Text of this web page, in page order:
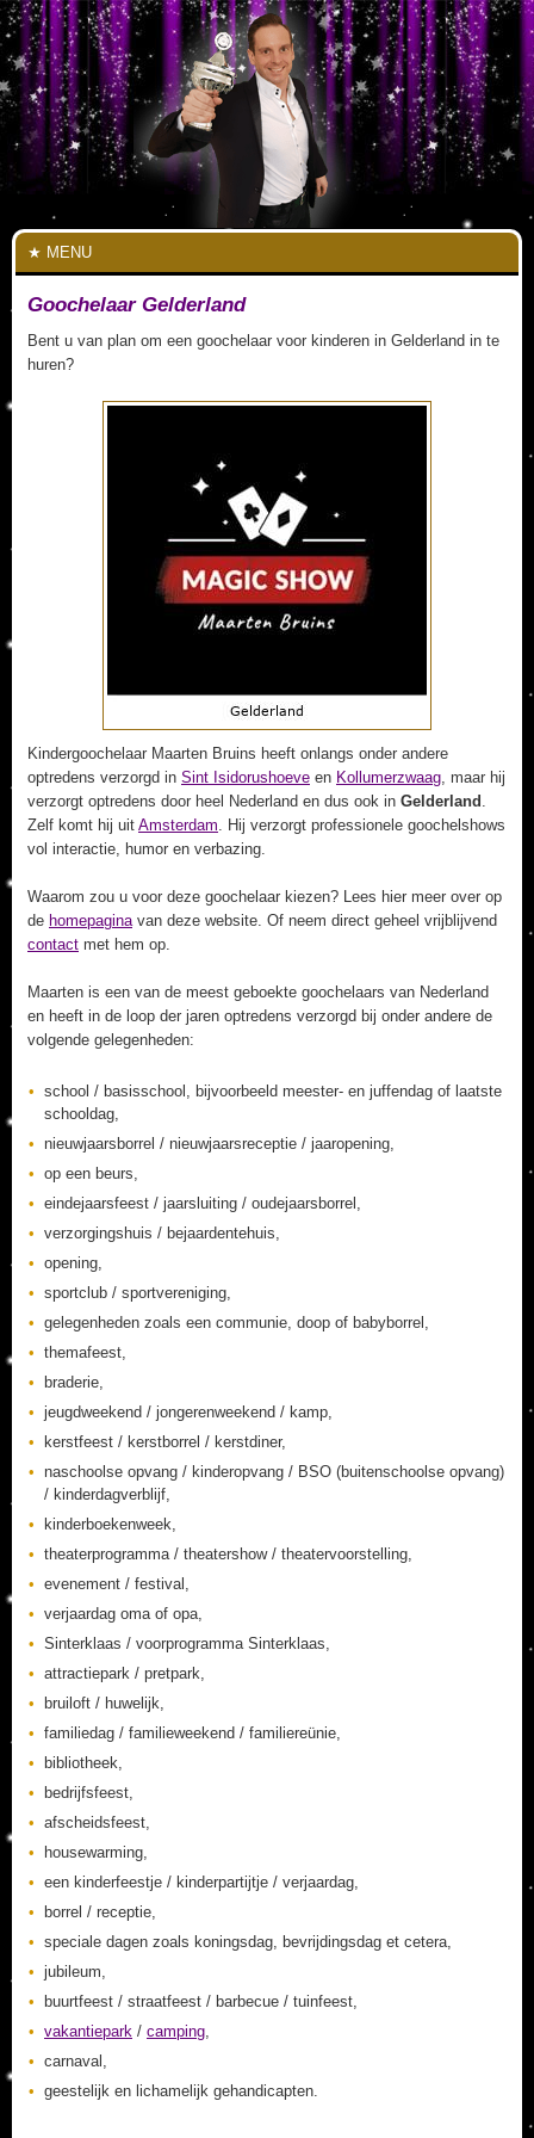
MENU
Goochelaar Gelderland
Bent u van plan om een goochelaar voor kinderen in Gelderland in te
huren?
Kindergoochelaar Maarten Bruins heeft onlangs onder andere
optredens verzorgd in Sint Isidorushoeve en Kollumerzwaag, maar hij
verzorgt optredens door heel Nederland en dus ook in Gelderland .
Zelf komt hij uit Amsterdam. Hij verzorgt professionele goochelshows
vol interactie, humor en verbazing.
Waarom zou u voor deze goochelaar kiezen? Lees hier meer over op
de homepaginavan deze website. Of neem direct geheel vrijblijvend
contact met hem op.
Maarten is een van de meest geboekte goochelaars van Nederland
en heeft in de loop der jaren optredens verzorgd bij onder andere de
volgende gelegenheden:
school / basisschool, bijvoorbeeld meester- en juffendag of laatste
schooldag,
nieuwjaarsborrel / nieuwjaarsreceptie / jaaropening,
op een beurs,
eindejaarsfeest / jaarsluiting / oudejaarsborrel,
verzorgingshuis / bejaardentehuis,
opening,
sportclub / sportvereniging,
gelegenheden zoals een communie, doop of babyborrel,
themafeest,
braderie,
jeugdweekend / jongerenweekend / kamp,
kerstfeest / kerstborrel / kerstdiner,
naschoolse opvang / kinderopvang / BSO (buitenschoolse opvang)
/ kinderdagverblijf,
kinderboekenweek,
theaterprogramma / theatershow / theatervoorstelling,
evenement / festival,
verjaardag oma of opa,
Sinterklaas / voorprogramma Sinterklaas,
attractiepark / pretpark,
bruiloft / huwelijk,
familiedag / familieweekend / familiereünie,
bibliotheek,
bedrijfsfeest,
afscheidsfeest,
housewarming,
een kinderfeestje / kinderpartijtje / verjaardag,
borrel / receptie,
speciale dagen zoals koningsdag, bevrijdingsdag et cetera,
jubileum,
buurtfeest / straatfeest / barbecue / tuinfeest,
vakantiepark / camping,
carnaval,
geestelijk en lichamelijk gehandicapten.